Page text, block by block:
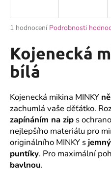
Průměrné
produktu
je
5,0
hvězdiček.
1 hodnocení Podrobnosti
Kojenecká
bílá
Kojenecká mikina MINKY
zachumlá vaše děťátko.
zapínáním na zip s
nejlepšího materiálu pro
originálního MINKY s
puntíky. Pro maximální
bavlnou.
j
t
?
HLEDAT
D
o